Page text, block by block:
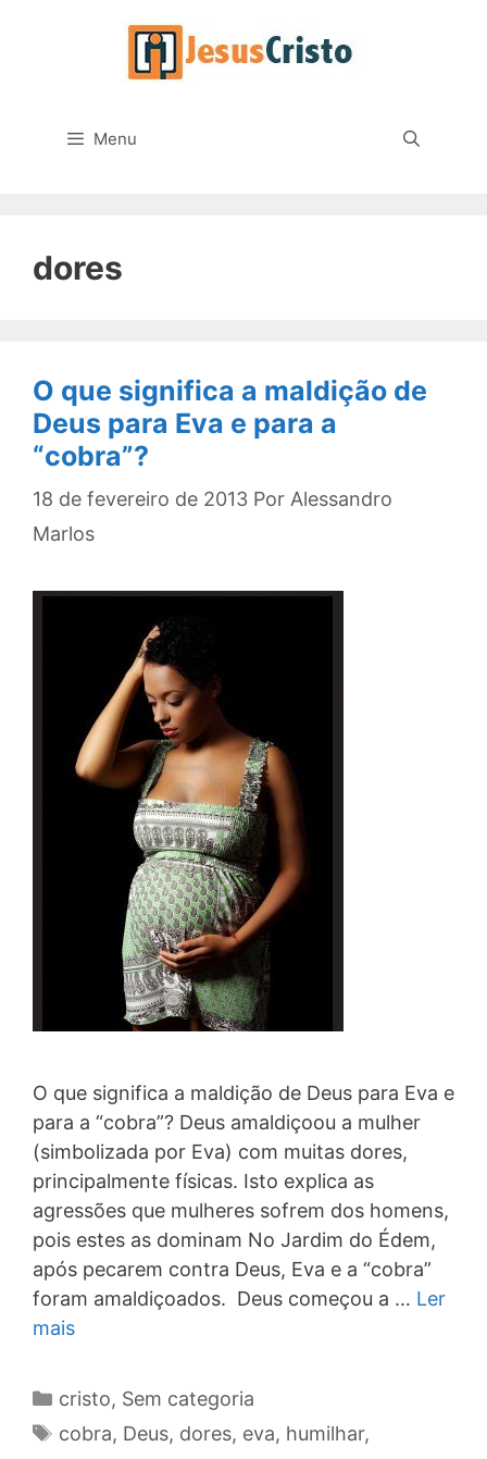
Menu
dores
O que significa a maldição de
Deus para Eva e para a
“cobra”?
18 de fevereiro de 2013 Por Alessandro
Marlos
O que significa a maldição de Deus para Eva e
para a “cobra”? Deus amaldiçoou a mulher
(simbolizada por Eva) com muitas dores,
principalmente físicas. Isto explica as
agressões que mulheres sofrem dos homens,
pois estes as dominam No Jardim do Édem,
após pecarem contra Deus, Eva e a “cobra”
foram amaldiçoados. Deus começou a … Ler
mais
Categorias
cristo, Sem categoria
Tags
cobra, Deus, dores, eva, humilhar,